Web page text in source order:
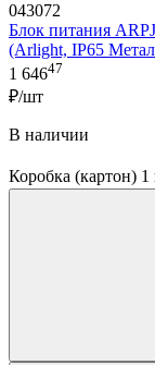
043072
Блок питания
(Arlight, IP65
1 64647
₽/шт
В наличии
Коробка (картон)